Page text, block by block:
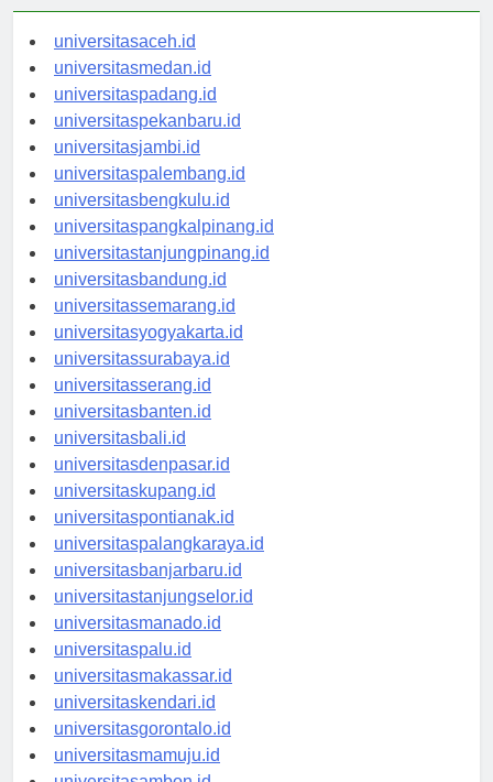
universitasaceh.id
universitasmedan.id
universitaspadang.id
universitaspekanbaru.id
universitasjambi.id
universitaspalembang.id
universitasbengkulu.id
universitaspangkalpinang.id
universitastanjungpinang.id
universitasbandung.id
universitassemarang.id
universitasyogyakarta.id
universitassurabaya.id
universitasserang.id
universitasbanten.id
universitasbali.id
universitasdenpasar.id
universitaskupang.id
universitaspontianak.id
universitaspalangkaraya.id
universitasbanjarbaru.id
universitastanjungselor.id
universitasmanado.id
universitaspalu.id
universitasmakassar.id
universitaskendari.id
universitasgorontalo.id
universitasmamuju.id